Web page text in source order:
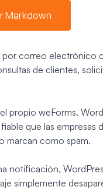
Markdown
correo electrónico
de clientes,
propio weForms.
que las empresas
marcan como spam.
notificación,
simplemente